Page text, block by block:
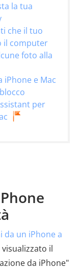
la tua
che il tuo
il computer
foto alla
iPhone e Mac
per
un iPhone a
il
da iPhone"